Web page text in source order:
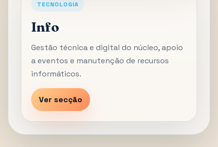
TECNOLOGIA
Info
Gestão técnica e digital do núcleo, apoio
a eventos e manutenção de recursos
informáticos.
Ver secção